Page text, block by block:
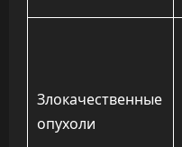
Злокачественные
опухоли